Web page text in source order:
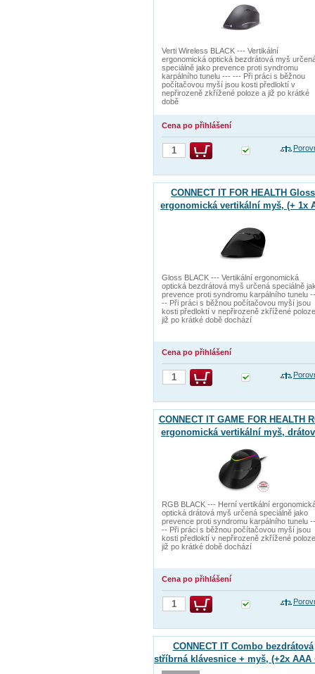
Verti Wireless BLACK --- Vertikální
ergonomická optická bezdrátová myš
speciálně jako prevence proti syndromu
karpálního tunelu --- --- Při práci s běžnou
počítačovou myší jsou kosti předloktí v
nepřirozeně zkřížené poloze a již po krátké
době
Cena po přihlášení
CONNECT IT FOR HEALTH Gloss
ergonomická vertikální myš, (+ 1x
Gloss BLACK --- Vertikální ergonomická
optická bezdrátová myš určená speciálně
prevence proti syndromu karpálního tunelu
-- Při práci s běžnou počítačovou myší jsou
kosti předloktí v nepřirozeně zkřížené
již po krátké době dochází
Cena po přihlášení
CONNECT IT GAME FOR HEALTH
ergonomická vertikální myš,
RGB BLACK --- Herní vertikální
optická drátová myš určená speciálně jako
prevence proti syndromu karpálního tunelu
-- Při práci s běžnou počítačovou myší jsou
kosti předloktí v nepřirozeně zkřížené
již po krátké době dochází
Cena po přihlášení
CONNECT IT Combo bezdrátová
stříbrná klávesnice + myš, (+2x AAA
AA baterie zdarma), CZ + SK